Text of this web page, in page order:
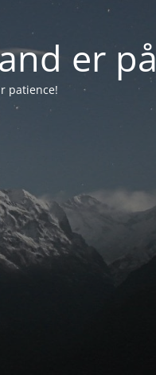
er på
patience!